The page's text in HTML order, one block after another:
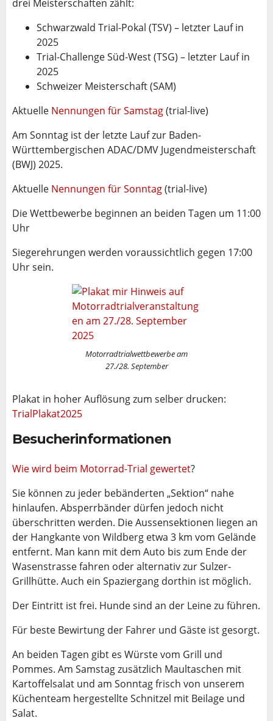
drei Meisterschaften zählt:
Schwarzwald Trial-Pokal (TSV) – letzter Lauf in
2025
Trial-Challenge Süd-West (TSG) – letzter Lauf in
2025
Schweizer Meisterschaft (SAM)
Aktuelle Nennungen für Samstag(trial-live)
Am Sonntag ist der letzte Lauf zur Baden-
Württembergischen ADAC/DMV Jugendmeisterschaft
(BWJ) 2025.
Aktuelle Nennungen für Sonntag(trial-live)
Die Wettbewerbe beginnen an beiden Tagen um 11:00
Uhr
Siegerehrungen werden voraussichtlich gegen 17:00
Uhr sein.
Motorradtrialwettbewerbe am
27./28. September
Plakat in hoher Auflösung zum selber drucken:
TrialPlakat2025
Besucherinformationen
Wie wird beim Motorrad-Trial gewertet?
Sie können zu jeder bebänderten „Sektion“ nahe
hinlaufen. Absperrbänder dürfen jedoch nicht
überschritten werden. Die Aussensektionen liegen an
der Hangkante von Wildberg etwa 3 km vom Gelände
entfernt. Man kann mit dem Auto bis zum Ende der
Wasenstrasse fahren oder alternativ zur Sulzer-
Grillhütte. Auch ein Spaziergang dorthin ist möglich.
Der Eintritt ist frei. Hunde sind an der Leine zu führen.
Für beste Bewirtung der Fahrer und Gäste ist gesorgt.
An beiden Tagen gibt es Würste vom Grill und
Pommes. Am Samstag zusätzlich Maultaschen mit
Kartoffelsalat und am Sonntag frisch von unserem
Küchenteam hergestellte Schnitzel mit Beilage und
Salat.